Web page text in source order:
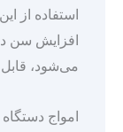
استفاده از
افزایش سن
می‌شود،